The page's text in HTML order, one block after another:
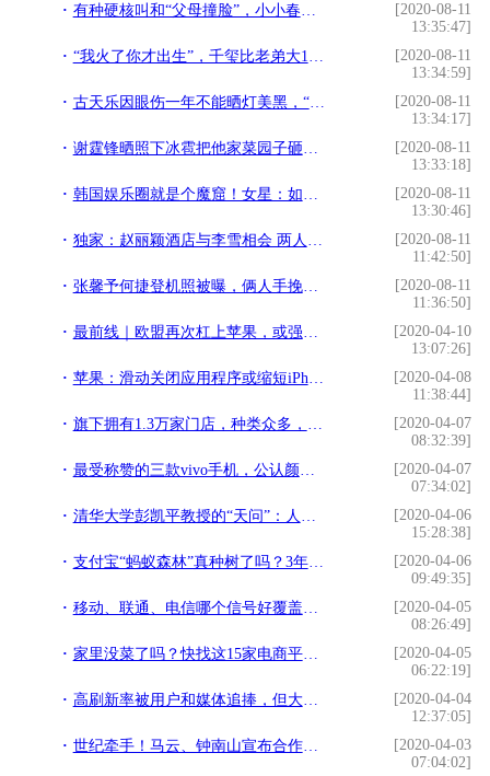
有种硬核叫和“父母撞脸”，小小春和黄多多完美诠释了“印刷术”
[2020-08-11
13:35:47]
“我火了你才出生”，千玺比老弟大12岁不算啥，这二人相差24岁
[2020-08-11
13:34:59]
古天乐因眼伤一年不能晒灯美黑，“奶油小生”重现街头
[2020-08-11
13:34:17]
谢霆锋晒照下冰雹把他家菜园子砸塌了，现场一片狼藉，损失不少
[2020-08-11
13:33:18]
韩国娱乐圈就是个魔窟！女星：如果我走了，葬礼不要进来，太脏了
[2020-08-11
13:30:46]
独家：赵丽颖酒店与李雪相会 两人挽臂而行相谈甚欢
[2020-08-11
11:42:50]
张馨予何捷登机照被曝，俩人手挽手背影超般配，完美身高差太抢眼
[2020-08-11
11:36:50]
最前线｜欧盟再次杠上苹果，或强制iPhone使用可拆卸电池
[2020-04-10
13:07:26]
苹果：滑动关闭应用程序或缩短iPhone电池寿命
[2020-04-08
11:38:44]
旗下拥有1.3万家门店，种类众多，当之无愧的中国零售之王
[2020-04-07
08:32:39]
最受称赞的三款vivo手机，公认颜值高性能强，比iphone好用
[2020-04-07
07:34:02]
清华大学彭凯平教授的“天问”：人工智能时代，孩子还有饭吃吗？
[2020-04-06
15:28:38]
支付宝“蚂蚁森林”真种树了吗？3年多过去了，现在变得怎么样？
[2020-04-06
09:49:35]
移动、联通、电信哪个信号好覆盖广？
[2020-04-05
08:26:49]
家里没菜了吗？快找这15家电商平台，有详细攻略
[2020-04-05
06:22:19]
高刷新率被用户和媒体追捧，但大厂为啥就不用？
[2020-04-04
12:37:05]
世纪牵手！马云、钟南山宣布合作，新冠肺炎天王山之战来了
[2020-04-03
07:04:02]